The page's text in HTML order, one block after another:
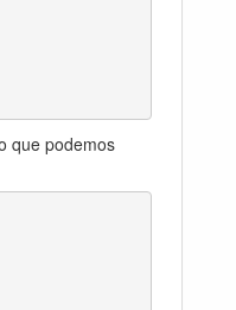
que podemos